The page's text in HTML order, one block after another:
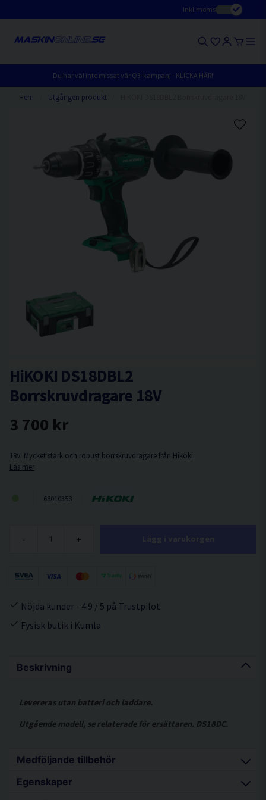
Inkl.moms
Du har väl inte missat vår Q3-kampanj - KLICKA HÄR!
Hem Utgången produkt
Beskrivning
Levereras utan batteri och laddare.
Utgående modell, se relaterade för ersättaren. DS18DC.
Medföljande tillbehör
Stödhandtag
Egenskaper
HiKOKI DS18DBL2
Borrskruvdragare 18V
3 700 kr
18V. Mycket stark och robust borrskruvdragare från Hikoki.
Läs mer
68010358
- +
Nöjda kunder - 4.9 / 5 på Trustpilot
Fysisk butik i Kumla